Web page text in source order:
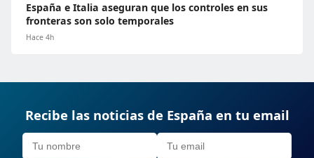
España e Italia aseguran que los controles en sus
fronteras son solo temporales
Hace 4h
Recibe las noticias de España en tu email